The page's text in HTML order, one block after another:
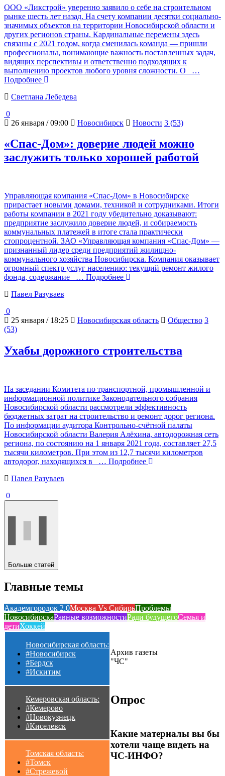
ООО «Ликстрой» уверенно заявило о себе на строительном
рынке шесть лет назад. На счету компании десятки социально-
значимых объектов на территории Новосибирской области и
других регионов страны. Кардинальные перемены здесь
связаны с 2021 годом, когда сменилась команда — пришли
профессионалы, понимающие важность поставленных задач,
видящих перспективы и ответственно подходящих к
выполнению проектов любого уровня сложности. О
…
Подробнее
Светлана Лебедева
0
26 января / 09:00
Новосибирск Новости 3 (53)
«Спас-Дом»: доверие людей можно
заслужить только хорошей работой
Управляющая компания «Спас-Дом» в Новосибирске
прирастает новыми домами, техникой и сотрудниками. Итоги
работы компании в 2021 году убедительно доказывают:
предприятие заслужило доверие людей, и собираемость
коммунальных платежей в итоге стала практически
стопроцентной. ЗАО «Управляющая компания «Спас-Дом» —
признанный лидер среди предприятий жилищно-
коммунального хозяйства Новосибирска. Компания оказывает
огромный спектр услуг населению: текущий ремонт жилого
фонда, содержание
… Подробнее
Павел Разуваев
0
25 января / 18:25
Новосибирская область Общество 3
(53)
Ухабы дорожного строительства
На заседании Комитета по транспортной, промышленной и
информационной политике Законодательного собрания
Новосибирской области рассмотрели эффективность
бюджетных затрат на строительство и ремонт дорог региона.
По информации аудитора Контрольно-счётной палаты
Новосибирской области Валерия Алёхина, автодорожная сеть
региона, по состоянию на 1 января 2021 года, составляет 27,5
тысячи километров. При этом из 12,7 тысячи километров
автодорог, находящихся в
… Подробнее
Павел Разуваев
0
Больше статей
Главные темы
Академгородок 2.0Москва Vs СибирьПроблемы
НовосибирскаРавные возможностиРади будущегоСемья и
детиХоккей
Новосибирская область:
#Новосибирск
#Бердск
#Искитим
Кемеровская область:
#Кемерово
#Новокузнецк
#Киселевск
Томская область:
#Томск
#Стрежевой
Архив газеты
"ЧС"
Опрос
Какие материалы вы бы
хотели чаще видеть на
ЧС-ИНФО?